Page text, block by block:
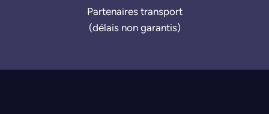
Partenaires transport
(délais non garantis)